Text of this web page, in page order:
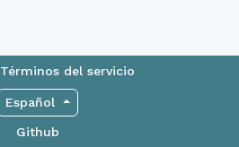
Términos del servicio
Español
Github